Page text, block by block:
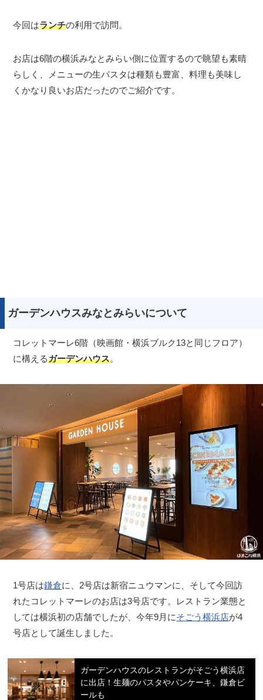
今回はランチの利用で訪問。
お店は6階の横浜みなとみらい側に位置するので眺望も素晴
らしく、メニューの生パスタは種類も豊富、料理も美味し
くかなり良いお店だったのでご紹介です。
ガーデンハウスみなとみらいについて
コレットマーレ6階（映画館・横浜ブルク13と同じフロア）
に構えるガーデンハウス。
1号店は鎌倉に、2号店は新宿ニュウマンに、そして今回訪
れたコレットマーレのお店は3号店です。レストラン業態と
しては横浜初の店舗でしたが、今年9月にそごう横浜店が4
号店として誕生しました。
ガーデンハウスのレストランがそごう横浜店
に出店！生麺のパスタやパンケーキ、鎌倉ビ
ールも